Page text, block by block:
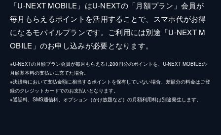
「U-NEXT MOBILE」はU-NEXTの「月額プラン」会員が
毎月もらえるポイントを活用することで、スマホ代がお得
になるモバイルプランです。ご利用には別途「U-NEXT M
OBILE」のお申し込みが必要となります。
※U-NEXTの月額プラン会員が毎月もらえる1,200円分のポイントを、U-NEXT MOBILEの
月額基本料の支払いに充てた場合。
※決済時において支払金額に相当するポイントを保有していない場合、差額分の料金はご登
録のクレジットカードでのお支払いとなります。
※通話料、SMS通信料、オプション（かけ放題など）の月額利用料は別途発生します。